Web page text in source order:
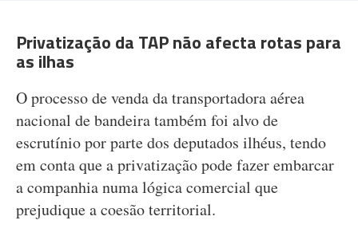
Privatização da TAP não afecta rotas para
as ilhas
O processo de venda da transportadora aérea
nacional de bandeira também foi alvo de
escrutínio por parte dos deputados ilhéus, tendo
em conta que a privatização pode fazer embarcar
a companhia numa lógica comercial que
prejudique a coesão territorial.